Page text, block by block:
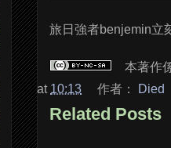
旅日強者benjemin立
本著作
at 10:13 作者： Died
Related Posts